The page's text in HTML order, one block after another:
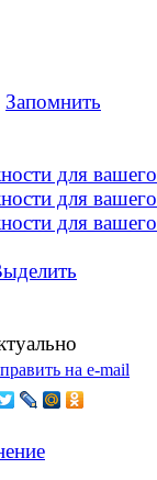
Запомнить
на e-mail